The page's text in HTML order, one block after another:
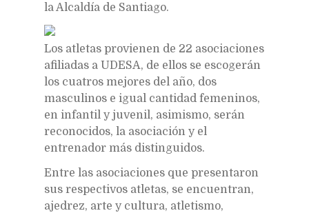
la Alcaldía de Santiago.
Los atletas provienen de 22 asociaciones
afiliadas a UDESA, de ellos se escogerán
los cuatros mejores del año, dos
masculinos e igual cantidad femeninos,
en infantil y juvenil, asimismo, serán
reconocidos, la asociación y el
entrenador más distinguidos.
Entre las asociaciones que presentaron
sus respectivos atletas, se encuentran,
ajedrez, arte y cultura, atletismo,